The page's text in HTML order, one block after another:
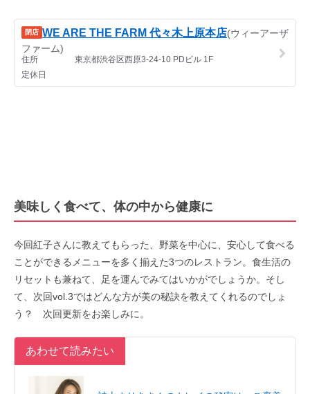
美味しく食べて、体の中から健康に
今回紅子さんに教えてもらった、野菜を中心に、安心して食べる
ことができるメニューを多く揃えた3つのレストラン。食生活の
リセットも兼ねて、足を運んでみてはいかがでしょうか。そし
て、次回vol.3ではどんな方が美の秘訣を教えてくれるのでしょ
う？ 次回更新をお楽しみに。
あわせて読みたい